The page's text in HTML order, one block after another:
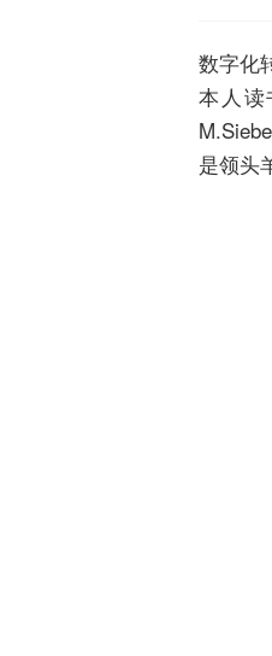
数字化
本人
是领头